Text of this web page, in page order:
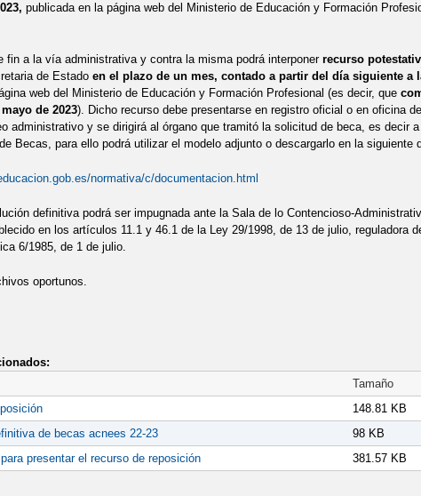
publicada en la página web del Ministerio de Educación y Formación
fin a la vía administrativa y contra la misma podrá interponer recurso
de Estado en el plazo de un mes, contado a partir del día siguiente a
web del Ministerio de Educación y Formación Profesional (es decir, que
de 2023). Dicho recurso debe presentarse en registro oficial o en oficina
administrativo y se dirigirá al órgano que tramitó la solicitud de beca, es decir
Becas, para ello podrá utilizar el modelo adjunto o descargarlo en la siguiente
normativa/c/documentacion.html
definitiva podrá ser impugnada ante la Sala de lo Contencioso-
en los artículos 11.1 y 46.1 de la Ley 29/1998, de 13 de julio, reguladora
6/1985, de 1 de julio.
oportunos.
Tamaño
148.81 KB
de becas acnees 22-23
98 KB
presentar el recurso de reposición
381.57 KB